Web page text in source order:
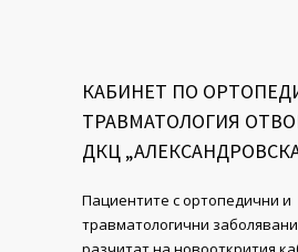
КАБИНЕТ ПО
ТРАВМАТОЛОГИЯ
ДКЦ
Пациентите с opтoпeдични и
травматологични